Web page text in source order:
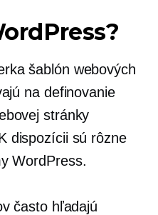
šablón webových
na definovanie
stránky
dispozícii sú rôzne
WordPress.
často hľadajú